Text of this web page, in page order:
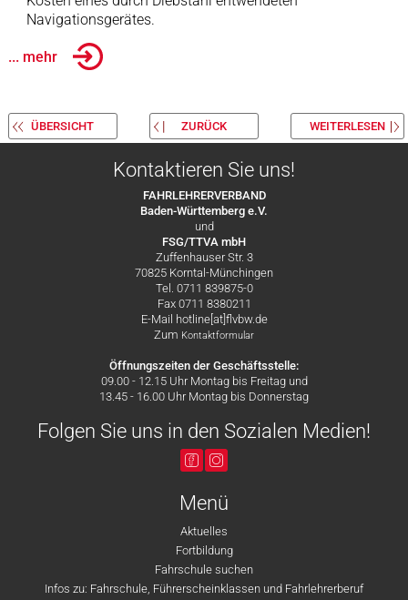
Navigationsgerätes.
... mehr
ÜBERSICHT ZURÜCK WEITERLESEN
Kontaktieren Sie uns!
FAHRLEHRERVERBAND
Baden-Württemberg e.V.
und
FSG/TTVA mbH
Zuffenhauser Str. 3
70825 Korntal-Münchingen
Tel. 0711 839875-0
Fax 0711 8380211
E-Mail hotline[at]flvbw.de
Zum Kontaktformular
Öffnungszeiten der Geschäftsstelle:
09.00 - 12.15 Uhr Montag bis Freitag und
13.45 - 16.00 Uhr Montag bis Donnerstag
Folgen Sie uns in den Sozialen Medien!
Menü
Aktuelles
Fortbildung
Fahrschule suchen
Infos zu: Fahrschule, Führerscheinklassen und Fahrlehrerberuf